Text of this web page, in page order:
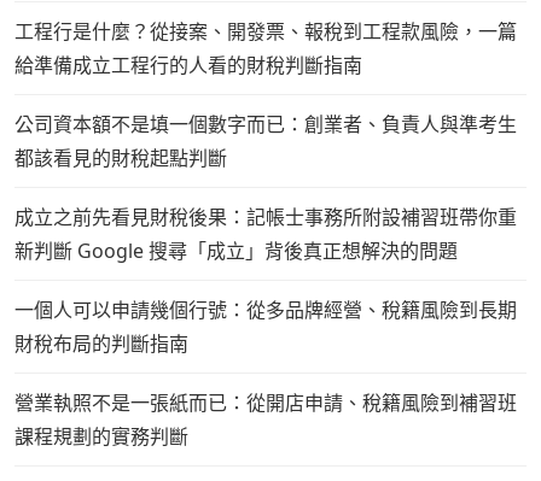
工程行是什麼？從接案、開發票、報稅到工程款風險，一篇
給準備成立工程行的人看的財稅判斷指南
公司資本額不是填一個數字而已：創業者、負責人與準考生
都該看見的財稅起點判斷
成立之前先看見財稅後果：記帳士事務所附設補習班帶你重
新判斷 Google 搜尋「成立」背後真正想解決的問題
一個人可以申請幾個行號：從多品牌經營、稅籍風險到長期
財稅布局的判斷指南
營業執照不是一張紙而已：從開店申請、稅籍風險到補習班
課程規劃的實務判斷